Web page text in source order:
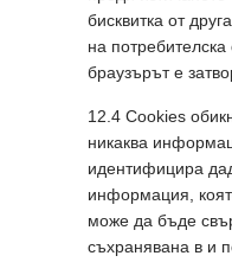
бисквитка от
на потребителска
браузърът е
12.4 Cookies
никаква
идентифицира
информация,
може да бъде
съхранявана в и